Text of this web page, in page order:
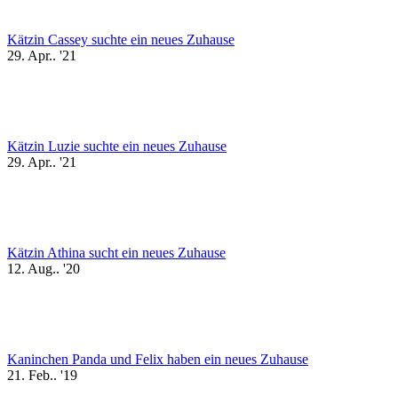
Kätzin Cassey suchte ein neues Zuhause
29. Apr.. '21
Kätzin Luzie suchte ein neues Zuhause
29. Apr.. '21
Kätzin Athina sucht ein neues Zuhause
12. Aug.. '20
Kaninchen Panda und Felix haben ein neues Zuhause
21. Feb.. '19